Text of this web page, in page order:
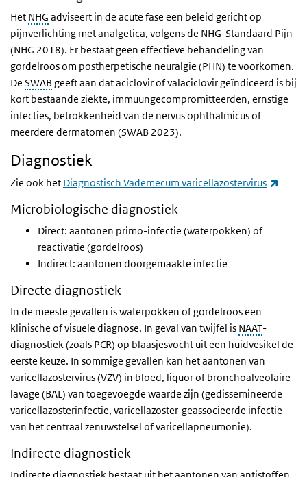
Het NHG adviseert in de acute fase een beleid gericht op
pijnverlichting met analgetica, volgens de NHG-Standaard Pijn
(NHG 2018). Er bestaat geen effectieve behandeling van
gordelroos om postherpetische neuralgie (PHN) te voorkomen.
De SWABgeeft aan dat aciclovir of valaciclovir geïndiceerd is bij
kort bestaande ziekte, immuungecompromitteerden, ernstige
infecties, betrokkenheid van de nervus ophthalmicus of
meerdere dermatomen (SWAB 2023).
Diagnostiek
Zie ook het Diagnostisch Vademecum varicellazostervirus
Microbiologische diagnostiek
Direct: aantonen primo-infectie (waterpokken) of
reactivatie (gordelroos)
Indirect: aantonen doorgemaakte infectie
Directe diagnostiek
In de meeste gevallen is waterpokken of gordelroos een
klinische of visuele diagnose. In geval van twijfel is NAAT-
diagnostiek (zoals PCR) op blaasjesvocht uit een huidvesikel de
eerste keuze. In sommige gevallen kan het aantonen van
varicellazostervirus (VZV) in bloed, liquor of bronchoalveolaire
lavage (BAL) van toegevoegde waarde zijn (gedissemineerde
varicellazosterinfectie, varicellazoster-geassocieerde infectie
van het centraal zenuwstelsel of varicellapneumonie).
Indirecte diagnostiek